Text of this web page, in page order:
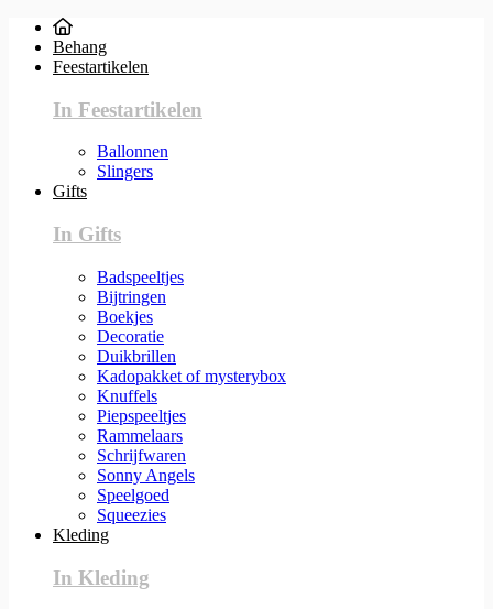
Behang
Feestartikelen
In Feestartikelen
Ballonnen
Slingers
Gifts
In Gifts
Badspeeltjes
Bijtringen
Boekjes
Decoratie
Duikbrillen
Kadopakket of mysterybox
Knuffels
Piepspeeltjes
Rammelaars
Schrijfwaren
Sonny Angels
Speelgoed
Squeezies
Kleding
In Kleding